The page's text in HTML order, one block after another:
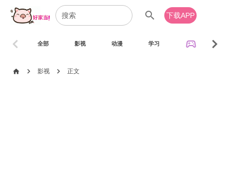
search 下载APP
全部 影视 动漫 学习 sports_esports
chevron_left chevron_right
home chevron_right 影视 chevron_right 正文